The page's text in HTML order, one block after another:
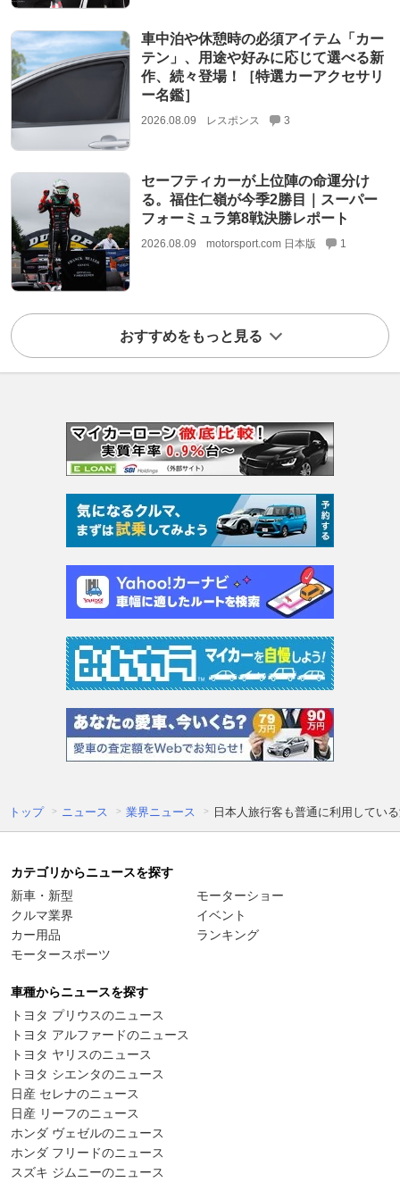
車中泊や休憩時の必須アイテム「カー
テン」、用途や好みに応じて選べる新
作、続々登場！［特選カーアクセサリ
ー名鑑］
2026.08.09 レスポンス 3
セーフティカーが上位陣の命運分け
る。福住仁嶺が今季2勝目｜スーパー
フォーミュラ第8戦決勝レポート
2026.08.09 motorsport.com 日本版 1
おすすめをもっと見る
トップ ニュース 業界ニュース 日本人旅行客も普通に利用してい
カテゴリからニュースを探す
新車・新型
クルマ業界
カー用品
モータースポーツ
モーターショー
イベント
ランキング
車種からニュースを探す
トヨタ プリウスのニュース
トヨタ アルファードのニュース
トヨタ ヤリスのニュース
トヨタ シエンタのニュース
日産 セレナのニュース
日産 リーフのニュース
ホンダ ヴェゼルのニュース
ホンダ フリードのニュース
スズキ ジムニーのニュース